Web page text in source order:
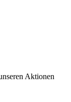
Aktionen